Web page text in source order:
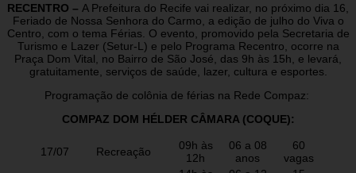
RECENTRO – A Prefeitura do Recife vai realizar, no próximo dia 16,
Feriado de Nossa Senhora do Carmo, a edição de julho do Viva o
Centro, com o tema Férias. O evento, promovido pela Secretaria de
Turismo e Lazer (Setur-L) e pelo Programa Recentro, ocorre na
Praça Dom Vital, no Bairro de São José, das 9h às 15h, e levará,
gratuitamente, serviços de saúde, lazer, cultura e esportes.
Programação de colônia de férias na Rede Compaz:
COMPAZ DOM HÉLDER CÂMARA (COQUE):
17/07 Recreação
09h às
12h
06 a 08
anos
60
vagas